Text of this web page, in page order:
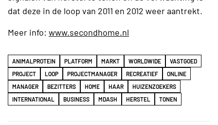
dat deze in de loop van 2011 en 2012 weer aantrekt.
Meer info: www.secondhome.nl
ANIMALPROTEIN PLATFORM MARKT WORLDWIDE
VASTGOED
PROJECT
LOOP PROJECTMANAGER RECREATIEF
ONLINE
MANAGER
BEZITTERS HOME HAAR
HUIZENZOEKERS
INTERNATIONAL
BUSINESS MDASH HERSTEL TONEN